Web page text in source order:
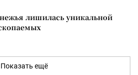
лишилась уникальной
Показать ещё